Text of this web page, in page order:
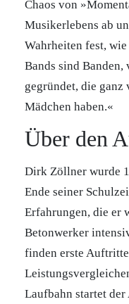
Chaos von
Musikerlebens ab
Wahrheiten fest,
Bands sind Banden,
gegründet, die ganz
Mädchen haben.«
Über den
Dirk Zöllner wurde
Ende seiner
Erfahrungen, die er
Betonwerker
finden erste
Laufbahn startet